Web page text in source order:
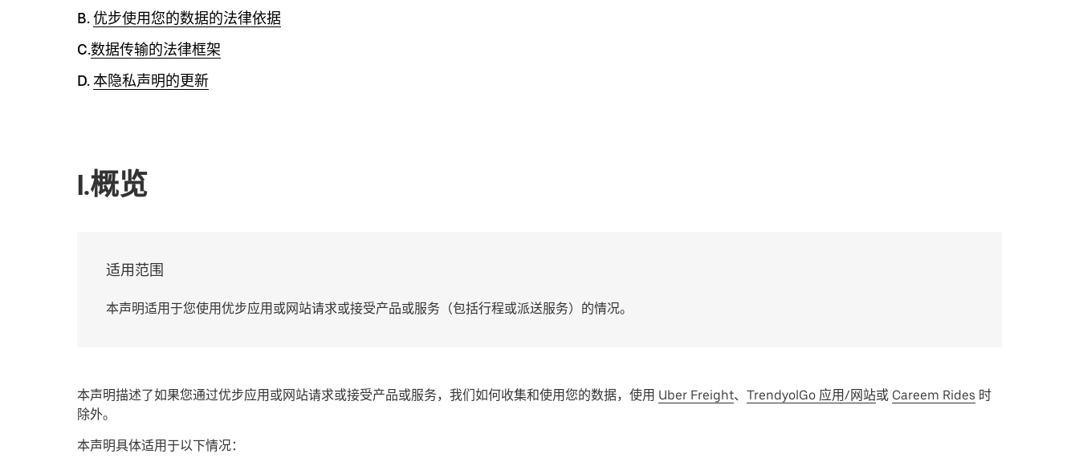
B.优步使用您的数据的法律依据
C.数据传输的法律框架
D.本隐私声明的更新
I.概览
适用范围
本声明适用于您使用优步应用或网站请求或接受产品或服务（包括行程或派送服务）的情况。
本声明描述了如果您通过优步应用或网站请求或接受产品或服务，我们如何收集和使用您的数据，使用 Uber Freight、 TrendyolGo 应用/网站或 Careem Rides 时
除外。
本声明具体适用于以下情况：